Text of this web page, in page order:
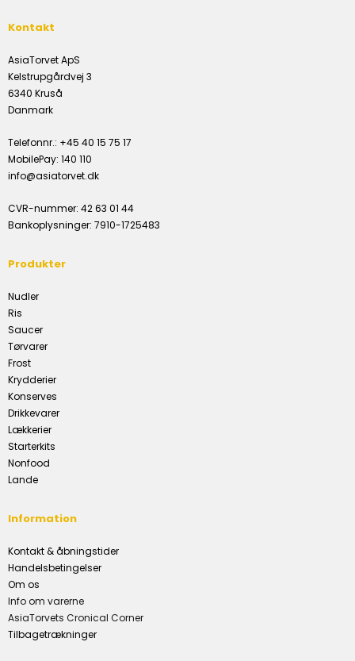
Kontakt
AsiaTorvet ApS
Kelstrupgårdvej 3
6340 Kruså
Danmark
Telefonnr.: +45 40 15 75 17
MobilePay: 140 110
info@asiatorvet.dk
CVR-nummer: 42 63 01 44
Bankoplysninger: 7910-1725483
Produkter
Nudler
Ris
Saucer
Tørvarer
Frost
Krydderier
Konserves
Drikkevarer
Lækkerier
Starterkits
Nonfood
Lande
Information
Kontakt & åbningstider
Handelsbetingelser
Om os
Info om varerne
AsiaTorvets Cronical Corner
Tilbagetrækninger